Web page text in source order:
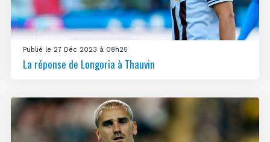
Publié le 27 Déc 2023 à 08h25
La réponse de Longoria à Thauvin